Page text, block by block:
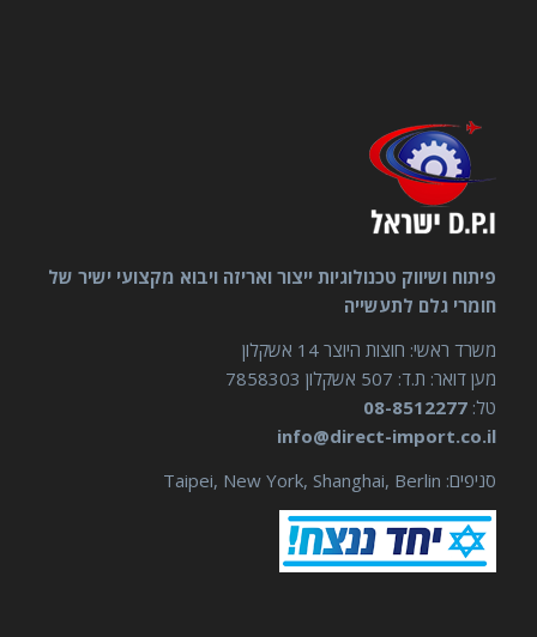
פיתוח ושיווק טכנולוגיות ייצור ואריזה ויבוא מקצועי ישיר של
חומרי גלם לתעשייה
משרד ראשי: חוצות היוצר 14 אשקלון
מען דואר: ת.ד: 507 אשקלון 7858303
טל: 08-8512277
info@direct-import.co.il
סניפים: Taipei, New York, Shanghai, Berlin